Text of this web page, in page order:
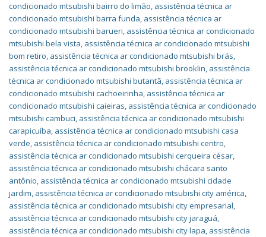
condicionado mtsubishi bairro do limão, assistência técnica ar
condicionado mtsubishi barra funda, assistência técnica ar
condicionado mtsubishi barueri, assistência técnica ar condicionado
mtsubishi bela vista, assistência técnica ar condicionado mtsubishi
bom retiro, assistência técnica ar condicionado mtsubishi brás,
assistência técnica ar condicionado mtsubishi brooklin, assistência
técnica ar condicionado mtsubishi butantã, assistência técnica ar
condicionado mtsubishi cachoeirinha, assistência técnica ar
condicionado mtsubishi caieiras, assistência técnica ar condicionado
mtsubishi cambuci, assistência técnica ar condicionado mtsubishi
carapicuíba, assistência técnica ar condicionado mtsubishi casa
verde, assistência técnica ar condicionado mtsubishi centro,
assistência técnica ar condicionado mtsubishi cerqueira césar,
assistência técnica ar condicionado mtsubishi chácara santo
antônio, assistência técnica ar condicionado mtsubishi cidade
jardim, assistência técnica ar condicionado mtsubishi city américa,
assistência técnica ar condicionado mtsubishi city empresarial,
assistência técnica ar condicionado mtsubishi city jaraguá,
assistência técnica ar condicionado mtsubishi city lapa, assistência